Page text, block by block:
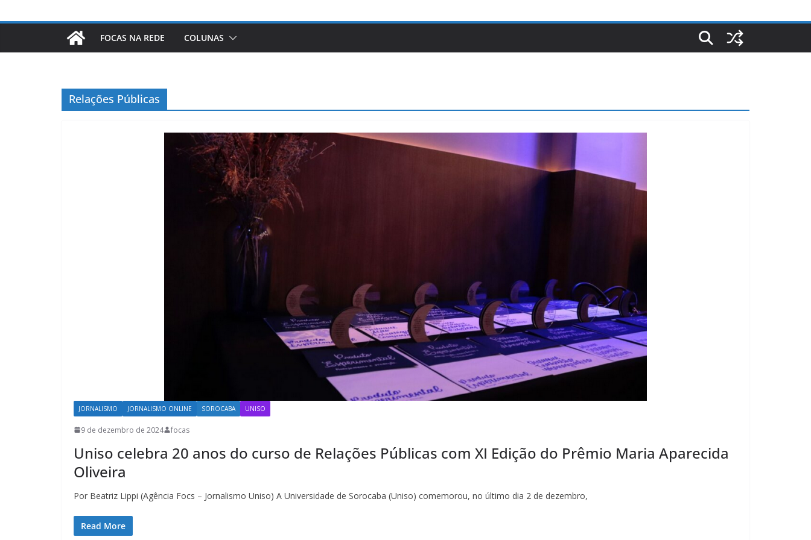
FOCAS NA REDE COLUNAS
Relações Públicas
JORNALISMO JORNALISMO ONLINE SOROCABA UNISO
9 de dezembro de 2024 focas
Uniso celebra 20 anos do curso de Relações Públicas com XI Edição do Prêmio Maria Aparecida
Oliveira
Por Beatriz Lippi (Agência Focs – Jornalismo Uniso) A Universidade de Sorocaba (Uniso) comemorou, no último dia 2 de dezembro,
Read More